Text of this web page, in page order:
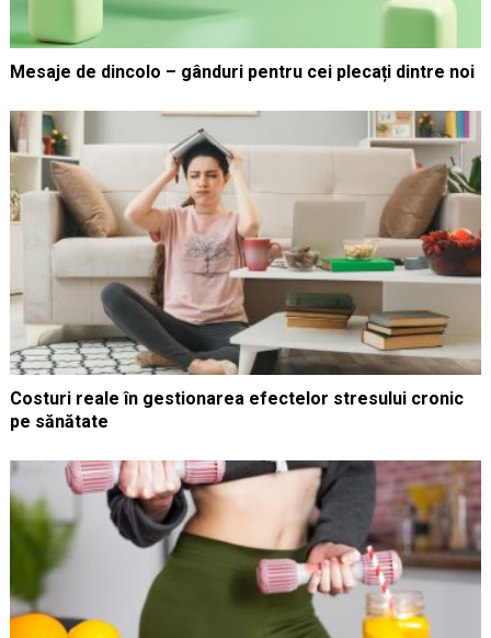
Mesaje de dincolo – gânduri pentru cei plecați dintre noi
Costuri reale în gestionarea efectelor stresului cronic
pe sănătate